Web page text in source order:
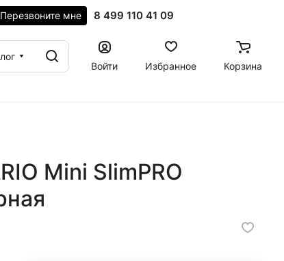
8 499 110 41 09
Перезвоните мне
Войти
Избранное Корзина
Mini SlimPRO